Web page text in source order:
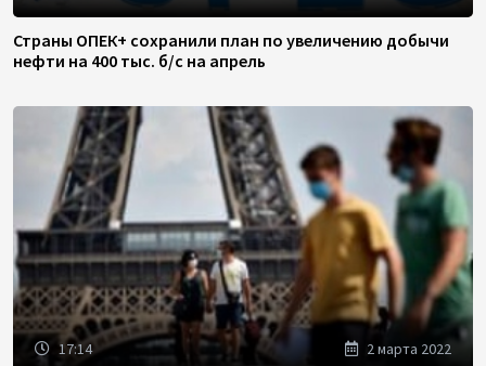
Страны ОПЕК+ сохранили план по увеличению добычи
нефти на 400 тыс. б/с на апрель
17:14 2 марта 2022